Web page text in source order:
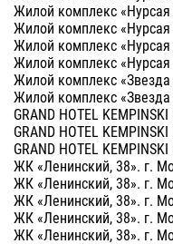
Жилой комплекс «Нурсая
Жилой комплекс «Нурсая
Жилой комплекс «Нурсая
Жилой комплекс «Нурсая
Жилой комплекс «Звезда
Жилой комплекс «Звезда
GRAND HOTEL
GRAND HOTEL
GRAND HOTEL
ЖК «Ленинский, 38». г.
ЖК «Ленинский, 38». г.
ЖК «Ленинский, 38». г.
ЖК «Ленинский, 38». г.
ЖК «Ленинский, 38». г.